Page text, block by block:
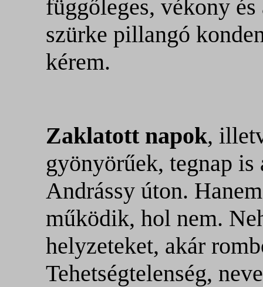
függőleges, vékony
szürke pillangó
kérem.
Zaklatott napok,
gyönyörűek, tegnap is
Andrássy úton.
működik, hol nem.
helyzeteket, akár
Tehetségtelenség,